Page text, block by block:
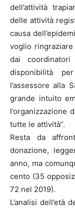
dell’attività
delle attività
causa
voglio
dai
disponibilità
l’assessore alla
grande intuito
l’organizzazione
tutte le attività”.
Resta da
donazione,
anno, ma
cento (35
72 nel 2019).
L’analisi